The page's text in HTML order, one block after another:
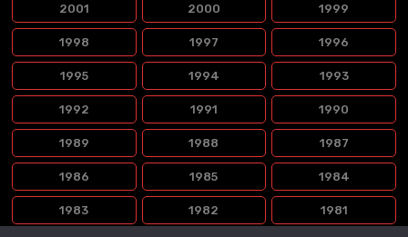
2001 2000 1999
1998 1997 1996
1995 1994 1993
1992 1991 1990
1989 1988 1987
1986 1985 1984
1983 1982 1981